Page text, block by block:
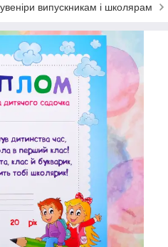
випускникам і школярам